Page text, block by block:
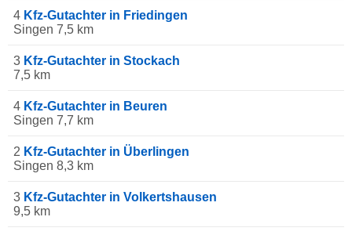
4 Kfz-Gutachter in Friedingen
Singen 7,5 km
3 Kfz-Gutachter in Stockach
7,5 km
4 Kfz-Gutachter in Beuren
Singen 7,7 km
2 Kfz-Gutachter in Überlingen
Singen 8,3 km
3 Kfz-Gutachter in Volkertshausen
9,5 km